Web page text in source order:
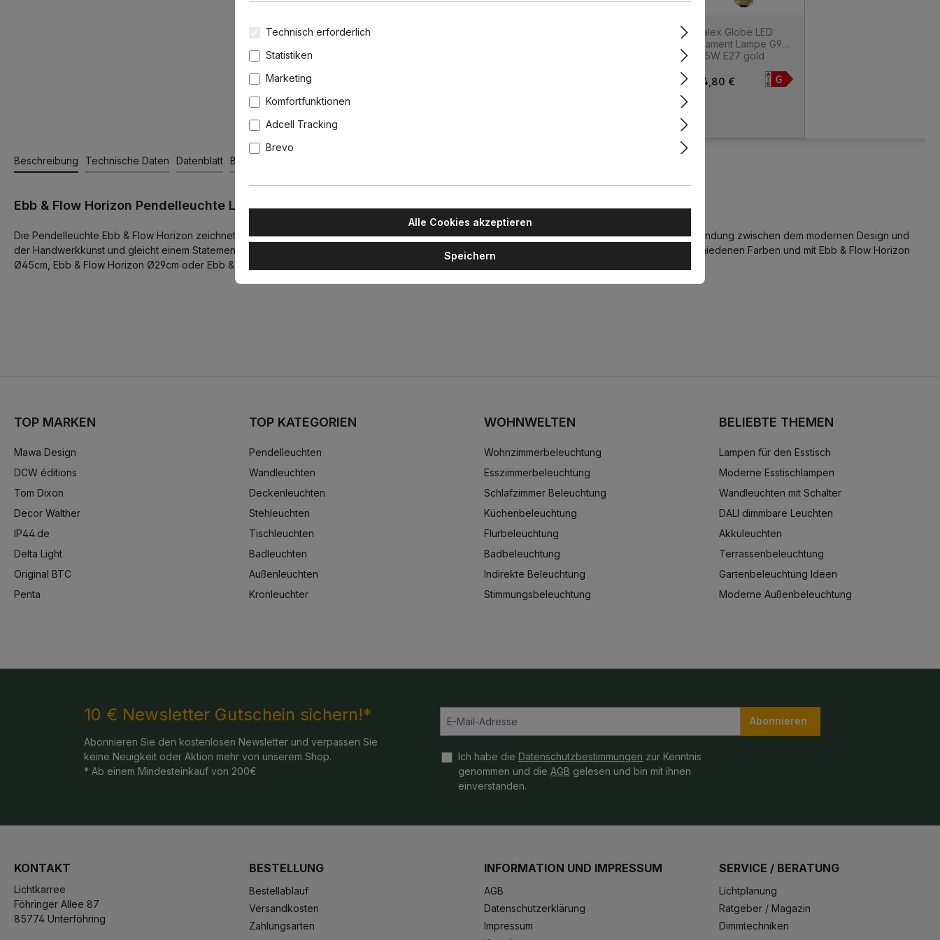
Calex Globe LED
Filament Lampe G95
4,5W E27 gold
24,80 €
Beschreibung Technische Daten Datenblatt Bewertungen
Ebb & Flow Horizon Pendelleuchte L Ø 36 cm, Smokey Grey, Silber
Die Pendelleuchte Ebb & Flow Horizon zeichnet sich durch Cleare Eleganz und eine reduzierte Formensprache aus. Gekonnt präsentiert sie die Verbindung zwischen dem modernen Design und
der Handwerkkunst und gleicht einem Statement, das für elegante Schlichtheit und Harmonie steht. Die schöne Glas Pendelleuchte lässt sich in verschiedenen Farben und mit Ebb & Flow Horizon
Ø45cm, Ebb & Flow Horizon Ø29cm oder Ebb & Flow Horizon Ø21cm sehr gut kombinieren.
TOP MARKEN
Mawa Design
DCW éditions
Tom Dixon
Decor Walther
IP44.de
Delta Light
Original BTC
Penta
TOP KATEGORIEN
Pendelleuchten
Wandleuchten
Deckenleuchten
Stehleuchten
Tischleuchten
Badleuchten
Außenleuchten
Kronleuchter
WOHNWELTEN
Wohnzimmerbeleuchtung
Esszimmerbeleuchtung
Schlafzimmer Beleuchtung
Küchenbeleuchtung
Flurbeleuchtung
Badbeleuchtung
Indirekte Beleuchtung
Stimmungsbeleuchtung
BELIEBTE THEMEN
Lampen für den Esstisch
Moderne Esstischlampen
Wandleuchten mit Schalter
DALI dimmbare Leuchten
Akkuleuchten
Terrassenbeleuchtung
Gartenbeleuchtung Ideen
Moderne Außenbeleuchtung
10 € Newsletter Gutschein sichern!*
Abonnieren Sie den kostenlosen Newsletter und verpassen Sie
keine Neuigkeit oder Aktion mehr von unserem Shop.
* Ab einem Mindesteinkauf von 200€
Abonnieren
Ich habe die Datenschutzbestimmungen zur Kenntnis
genommen und die AGB gelesen und bin mit ihnen
einverstanden.
KONTAKT
Lichtkarree
Föhringer Allee 87
85774 Unterföhring
BESTELLUNG
Bestellablauf
Versandkosten
Zahlungsarten
INFORMATION UND IMPRESSUM
AGB
Datenschutzerklärung
Impressum
SERVICE / BERATUNG
Lichtplanung
Ratgeber / Magazin
Dimmtechniken
Technisch erforderlich
Statistiken
Marketing
Komfortfunktionen
Adcell Tracking
Brevo
Alle Cookies akzeptieren
Speichern